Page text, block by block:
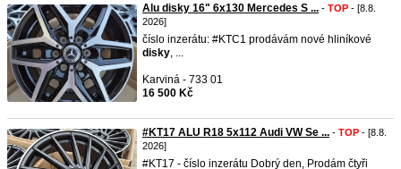
Alu disky 16" 6x130 Mercedes S ... - TOP - [8.8.
2026]
číslo inzerátu: #KTC1 prodávám nové hliníkové
disky, ...
Karviná - 733 01
16 500 Kč
#KT17 ALU R18 5x112 Audi VW Se ... - TOP - [8.8.
2026]
#KT17 - číslo inzerátu Dobrý den, Prodám čtyři